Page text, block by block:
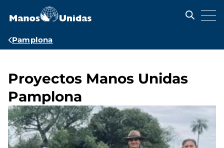
contenido
Ruta
Pamplona
Proyectos Manos Unidas
Pamplona